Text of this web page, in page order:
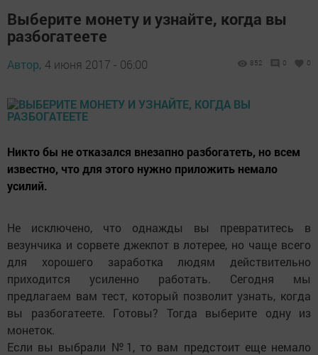
Выберите монету и узнайте, когда вы
разбогатеете
Автор, 4 июня 2017 - 06:00 852 0 0
Никто бы не отказался внезапно разбогатеть, но всем
известно, что для этого нужно приложить немало
усилий.
Не исключено, что однажды вы превратитесь в
везунчика и сорвете джекпот в лотерее, но чаще всего
для хорошего заработка людям действительно
приходится усиленно работать. Сегодня мы
предлагаем вам тест, который позволит узнать, когда
вы разбогатеете. Готовы? Тогда выберите одну из
монеток.
Если вы выбрали №1, то вам предстоит еще немало